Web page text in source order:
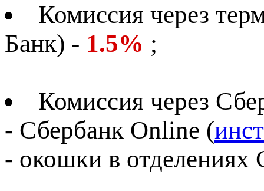
Комиссия через
Банк) - 1.5% ;
Комиссия через
- Сбербанк Online (
- окошки в отделениях